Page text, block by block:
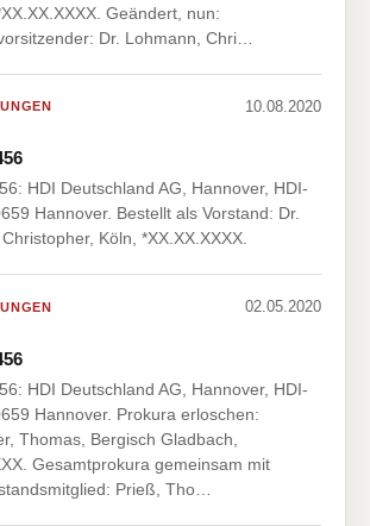
Geändert, nun:
Dr. Lohmann, Chri…
10.08.2020
HDI Deutschland AG, Hannover, HDI-
Hannover. Bestellt als Vorstand: Dr.
Köln, *XX.XX.XXXX.
02.05.2020
HDI Deutschland AG, Hannover, HDI-
Hannover. Prokura erloschen:
Thomas, Bergisch Gladbach,
Gesamtprokura gemeinsam mit
Prieß, Tho…